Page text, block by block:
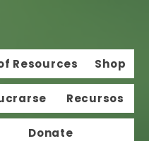
Resources Shop
Recursos
Donate